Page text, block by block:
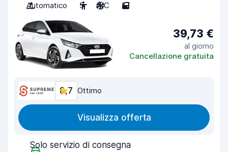
Automatico
5 A/C 5
39,73 €
al giorno
Cancellazione gratuita
8,7 Ottimo
Visualizza offerta
Solo servizio di consegna